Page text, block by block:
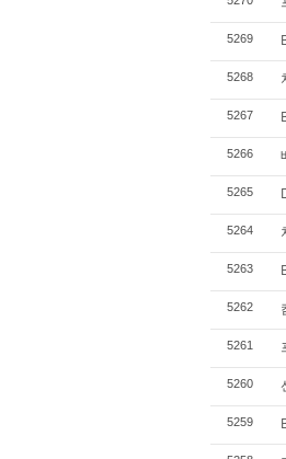
5269
5268
5267
5266
5265
5264
5263
5262
5261
5260
5259